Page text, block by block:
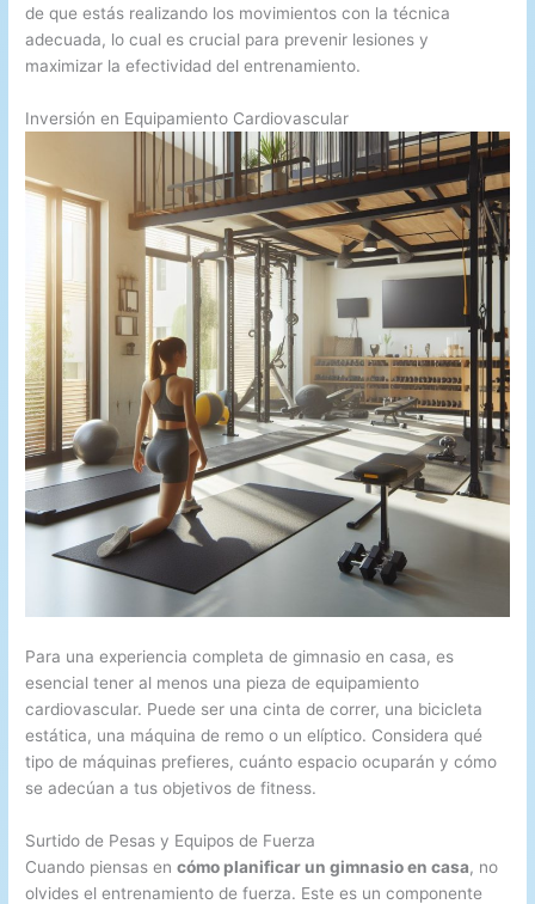
de que estás realizando los movimientos con la técnica
adecuada, lo cual es crucial para prevenir lesiones y
maximizar la efectividad del entrenamiento.
Inversión en Equipamiento Cardiovascular
Para una experiencia completa de gimnasio en casa, es
esencial tener al menos una pieza de equipamiento
cardiovascular. Puede ser una cinta de correr, una bicicleta
estática, una máquina de remo o un elíptico. Considera qué
tipo de máquinas prefieres, cuánto espacio ocuparán y cómo
se adecúan a tus objetivos de fitness.
Surtido de Pesas y Equipos de Fuerza
Cuando piensas encómo planificar un gimnasio en casa, no
olvides el entrenamiento de fuerza. Este es un componente